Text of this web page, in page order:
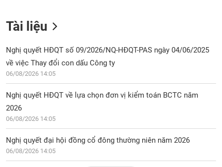
Tài liệu
Nghị quyết HĐQT số 09/2026/NQ-HĐQT-PAS ngày 04/06/2025
về việc Thay đổi con dấu Công ty
06/08/2026 14:05
Nghị quyết HĐQT về lựa chọn đơn vị kiểm toán BCTC năm
2026
06/08/2026 14:05
Nghị quyết đại hội đồng cổ đông thường niên năm 2026
06/08/2026 14:05